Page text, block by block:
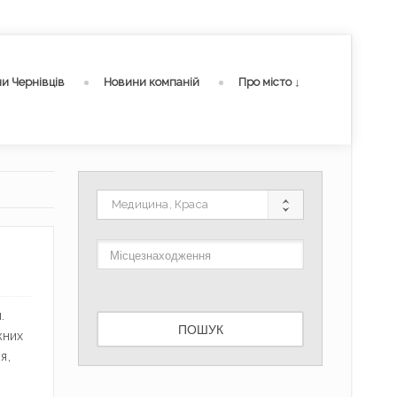
Чернівців Новини компаній Про місто ↓
Медицина, Краса
ПОШУК